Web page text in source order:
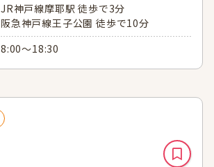
JR神戸線摩耶駅 徒歩で3分
阪急神戸線王子公園 徒歩で10分
8:00～18:30